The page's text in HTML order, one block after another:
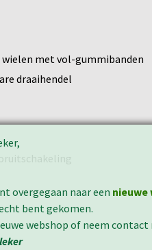
met vol-gummibanden
draaihendel
overgegaan naar een nieuwe
bent gekomen.
webshop of neem contact